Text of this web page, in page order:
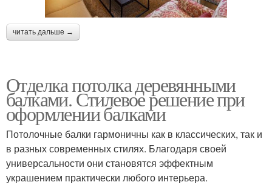
читать дальше →
Отделка потолка деревянными
балками. Стилевое решение при
оформлении балками
Потолочные балки гармоничны как в классических, так и
в разных современных стилях. Благодаря своей
универсальности они становятся эффектным
украшением практически любого интерьера.